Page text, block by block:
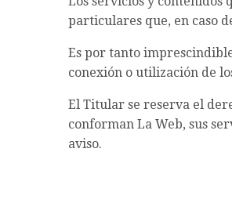
particulares que, en caso
Es por tanto
conexión o utilización de
El Titular se reserva el
conforman La Web, sus
aviso.